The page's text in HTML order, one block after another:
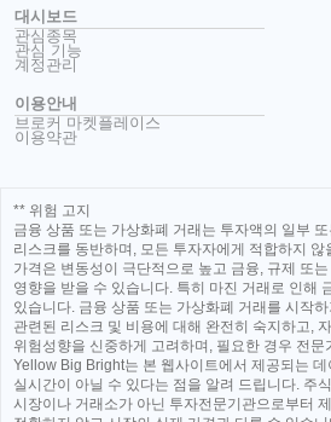
대시보드
관심종목
관심 기능
계정관리
이용안내
브로커 마켓플레이스
이용약관
** 위험 고지
금융 상품 또는 가상화폐 거래는 투자액의 일부
리스크를 동반하며, 모든 투자자에게 적합하지 않
가격은 변동성이 극단적으로 높고 금융, 규제 또
영향을 받을 수 있습니다. 특히 마진 거래로 인해
있습니다. 금융 상품 또는 가상화폐 거래를 시작
관련된 리스크 및 비용에 대해 완전히 숙지하고,
위험성향을 신중하게 고려하며, 필요한 경우 전
Yellow Big Bright는 본 웹사이트에서 제공되는
실시간이 아닐 수 있다는 점을 알려 드립니다. 주
시장이나 거래소가 아닌 투자전문기관으로부터